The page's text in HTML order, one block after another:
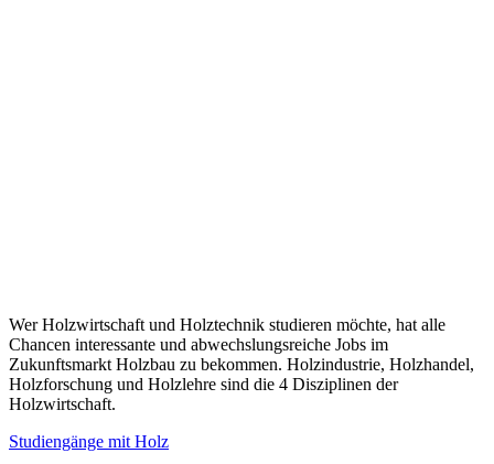
Wer Holzwirtschaft und Holztechnik studieren möchte, hat alle
Chancen interessante und abwechslungsreiche Jobs im
Zukunftsmarkt Holzbau zu bekommen. Holzindustrie, Holzhandel,
Holzforschung und Holzlehre sind die 4 Disziplinen der
Holzwirtschaft.
Studiengänge mit Holz